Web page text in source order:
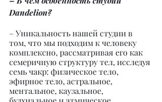
Dandelion?
– Уникальность нашей студии в
том, что мы подходим к человеку
комплексно, рассматривая его как
семеричную структуру тел, исследуя
семь чакр: физическое тело,
эфирное тело, астральное,
ментальное, каузальное,